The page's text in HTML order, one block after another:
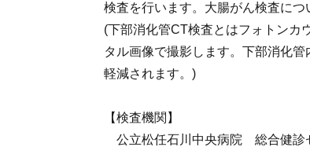
検査を行います。大腸がん検査に
(下部消化管CT検査とはフォトンカ
タル画像で撮影します。下部消化
軽減されます。)
【検査機関】
公立松任石川中央病院 総合健診